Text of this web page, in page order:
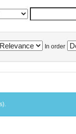
In order